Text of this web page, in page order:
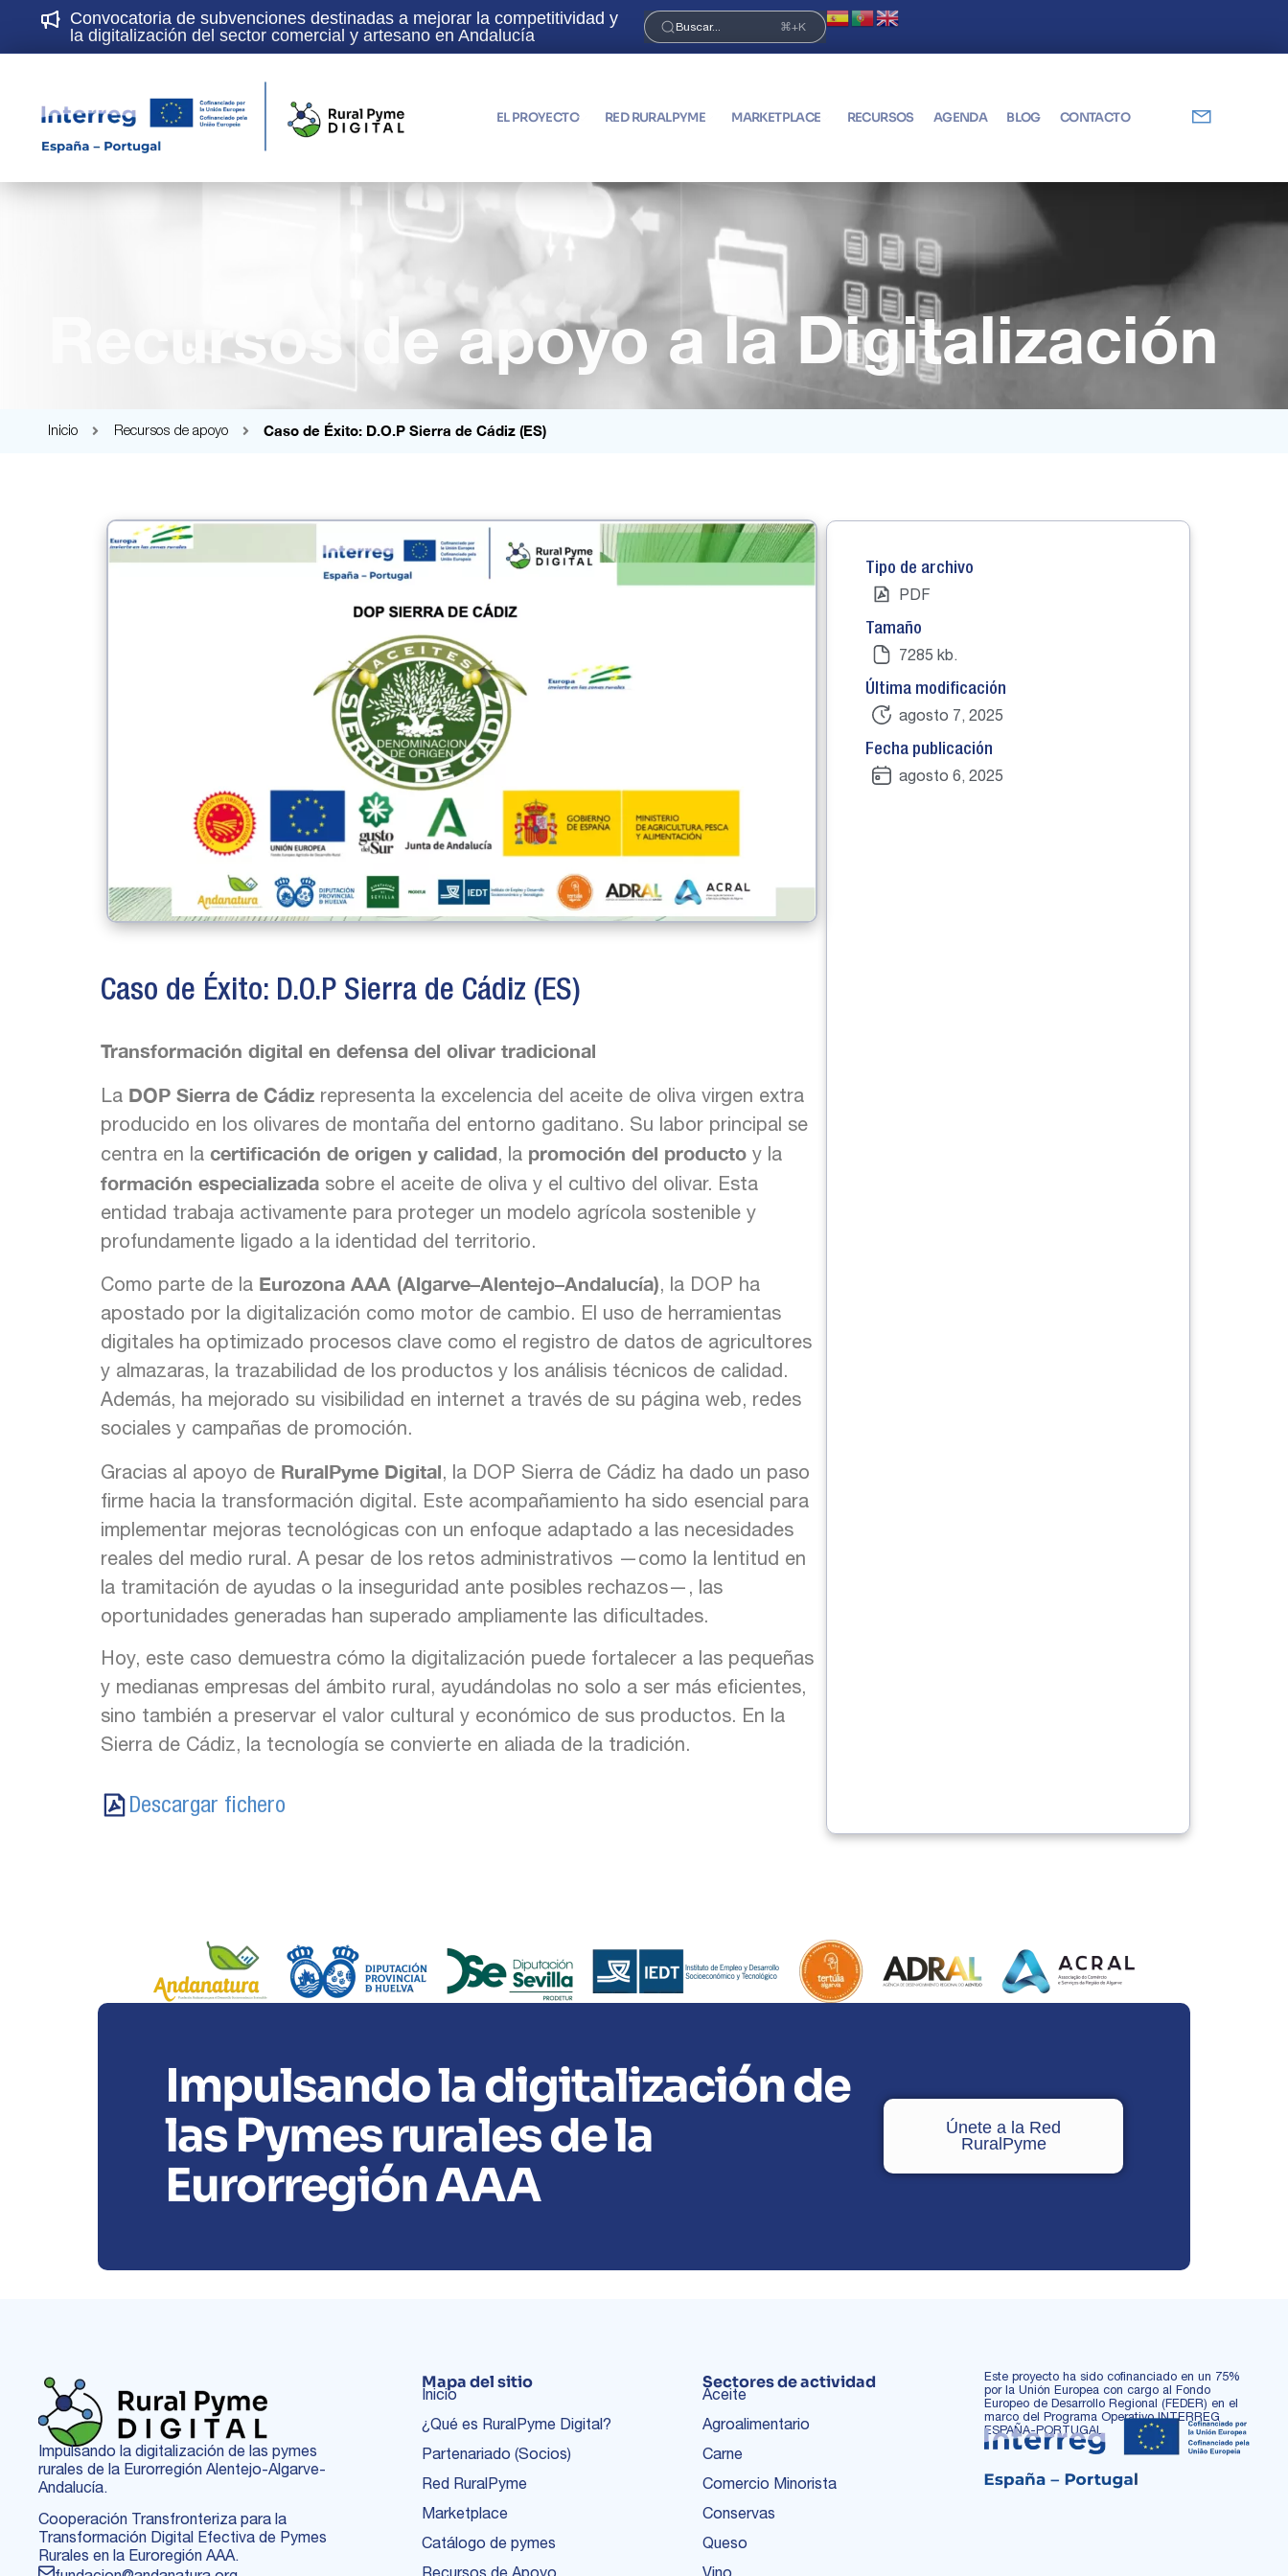
Convocatoria de subvenciones destinadas a mejorar la competitividad y
la digitalización del sector comercial y artesano en Andalucía
¡Únete a la Red RuralPyme Digital! Abierto plazo de solicitudes
Buscar... ⌘+K
EL PROYECTO RED RURALPYME MARKETPLACE RECURSOS AGENDA BLOG CONTACTO
Recursos de apoyo a la Digitalización
Inicio Recursos de apoyo Caso de Éxito: D.O.P Sierra de Cádiz (ES)
Caso de Éxito: D.O.P Sierra de Cádiz (ES)
Transformación digital en defensa del olivar tradicional
La DOP Sierra de Cádiz representa la excelencia del aceite de oliva virgen extra
producido en los olivares de montaña del entorno gaditano. Su labor principal se
centra en la certificación de origen y calidad, la promoción del producto y la
formación especializada sobre el aceite de oliva y el cultivo del olivar. Esta
entidad trabaja activamente para proteger un modelo agrícola sostenible y
profundamente ligado a la identidad del territorio.
Como parte de la Eurozona AAA (Algarve–Alentejo–Andalucía), la DOP ha
apostado por la digitalización como motor de cambio. El uso de herramientas
digitales ha optimizado procesos clave como el registro de datos de agricultores
y almazaras, la trazabilidad de los productos y los análisis técnicos de calidad.
Además, ha mejorado su visibilidad en internet a través de su página web, redes
sociales y campañas de promoción.
Gracias al apoyo de RuralPyme Digital, la DOP Sierra de Cádiz ha dado un paso
firme hacia la transformación digital. Este acompañamiento ha sido esencial para
implementar mejoras tecnológicas con un enfoque adaptado a las necesidades
reales del medio rural. A pesar de los retos administrativos —como la lentitud en
la tramitación de ayudas o la inseguridad ante posibles rechazos—, las
oportunidades generadas han superado ampliamente las dificultades.
Hoy, este caso demuestra cómo la digitalización puede fortalecer a las pequeñas
y medianas empresas del ámbito rural, ayudándolas no solo a ser más eficientes,
sino también a preservar el valor cultural y económico de sus productos. En la
Sierra de Cádiz, la tecnología se convierte en aliada de la tradición.
Descargar fichero
Tipo de archivo
PDF
Tamaño
7285 kb.
Última modificación
agosto 7, 2025
Fecha publicación
agosto 6, 2025
Impulsando la digitalización de
las Pymes rurales de la
Eurorregión AAA
Únete a la Red
RuralPyme
Impulsando la digitalización de las pymes
rurales de la Eurorregión Alentejo-Algarve-
Andalucía.
Cooperación Transfronteriza para la
Transformación Digital Efectiva de Pymes
Rurales en la Euroregión AAA.
Mapa del sitio
Inicio
¿Qué es RuralPyme Digital?
Partenariado (Socios)
Red RuralPyme
Marketplace
Catálogo de pymes
Recursos de Apoyo
Sectores de actividad
Aceite
Agroalimentario
Carne
Comercio Minorista
Conservas
Queso
Vino
Este proyecto ha sido cofinanciado en un 75%
por la Unión Europea con cargo al Fondo
Europeo de Desarrollo Regional (FEDER) en el
marco del Programa Operativo INTERREG
ESPAÑA-PORTUGAL.